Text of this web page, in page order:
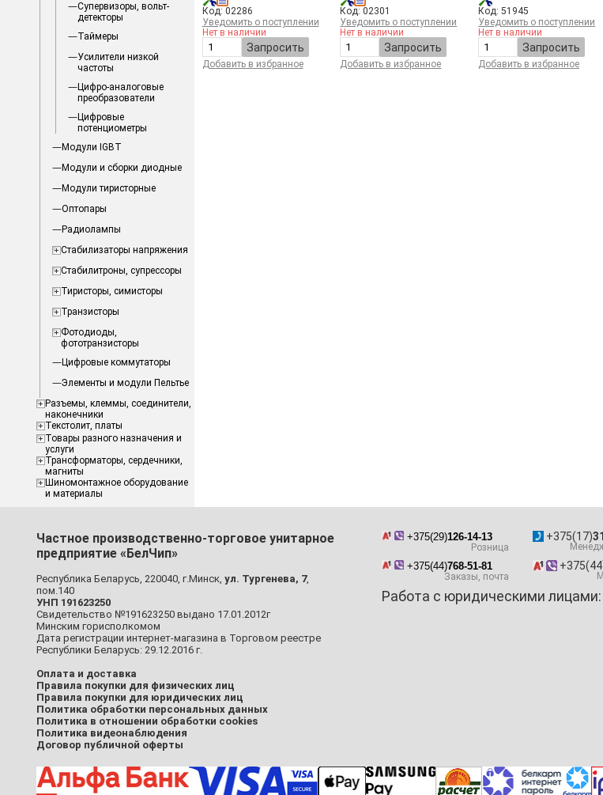
Супервизоры, вольт-
детекторы
Таймеры
Усилители низкой
частоты
Цифро-аналоговые
преобразователи
Цифровые
потенциометры
Модули IGBT
Модули и сборки диодные
Модули тиристорные
Оптопары
Радиолампы
Стабилизаторы напряжения
Стабилитроны, супрессоры
Тиристоры, симисторы
Транзисторы
Фотодиоды,
фототранзисторы
Цифровые коммутаторы
Элементы и модули Пельтье
Разъемы, клеммы, соединители,
наконечники
Текстолит, платы
Товары разного назначения и
услуги
Трансформаторы, сердечники,
магниты
Шиномонтажное оборудование
и материалы
Код: 02286
Уведомить о поступлении
Нет в наличии
Запросить
Добавить в избранное
Код: 02301
Уведомить о поступлении
Нет в наличии
Запросить
Добавить в избранное
Код: 51945
Уведомить о поступлении
Нет в наличии
Запросить
Добавить в избранное
Частное производственно-торговое унитарное
предприятие «БелЧип»
Республика Беларусь, 220040, г.Минск, ул. Тургенева, 7,
пом.140
УНП 191623250
Свидетельство №191623250 выдано 17.01.2012г
Минским горисполкомом
Дата регистрации интернет-магазина в Торговом реестре
Республики Беларусь: 29.12.2016 г.
Оплата и доставка
Правила покупки для физических лиц
Правила покупки для юридических лиц
Политика обработки персональных данных
Политика в отношении обработки cookies
Политика видеонаблюдения
Договор публичной оферты
+375(29)126-14-13
Розница
+375(17)
+375(44)768-51-81
Заказы, почта
Работа с юридическими